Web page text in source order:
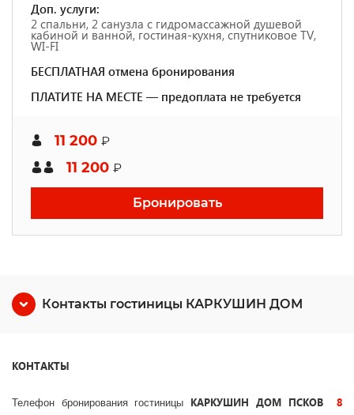
Доп. услуги:
2 спальни, 2 санузла с гидромассажной душевой
кабиной и ванной, гостиная-кухня, спутниковое TV,
WI-FI
БЕСПЛАТНАЯ отмена бронирования
ПЛАТИТЕ НА МЕСТЕ — предоплата не требуется
11 200 ₽
11 200 ₽
Бронировать
Контакты гостиницы КАРКУШИН ДОМ
КОНТАКТЫ
Телефон бронирования гостиницы КАРКУШИН ДОМ ПСКОВ
8